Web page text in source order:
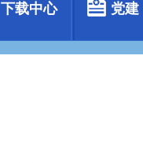
下载中心 党建